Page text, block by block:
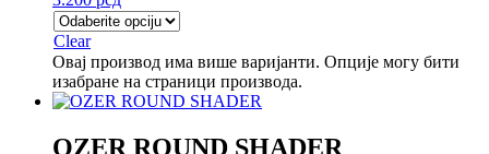
Clear
Овај производ има више варијанти. Опције могу бити
изабране на страници производа.
OZER ROUND SHADER